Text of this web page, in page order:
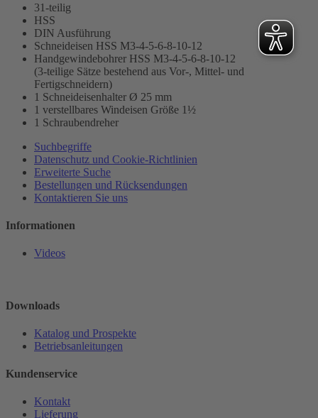
31-teilig
HSS
DIN Ausführung
Schneideisen HSS M3-4-5-6-8-10-12
Handgewindebohrer HSS M3-4-5-6-8-10-12
(3-teilige Sätze bestehend aus Vor-, Mittel- und
Fertigschneidern)
1 Schneideisenhalter Ø 25 mm
1 verstellbares Windeisen Größe 1½
1 Schraubendreher
Suchbegriffe
Datenschutz und Cookie-Richtlinien
Erweiterte Suche
Bestellungen und Rücksendungen
Kontaktieren Sie uns
Informationen
Videos
Downloads
Katalog und Prospekte
Betriebsanleitungen
Kundenservice
Kontakt
Lieferung